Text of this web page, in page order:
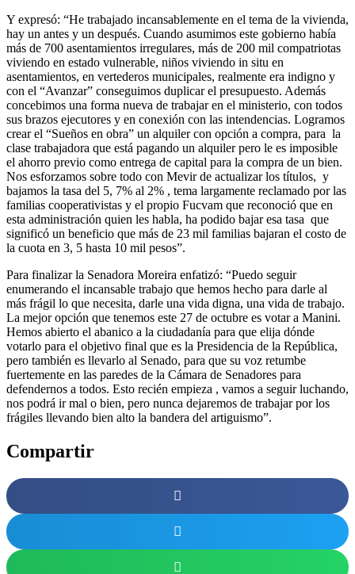
Y expresó: “He trabajado incansablemente en el tema de la vivienda,
hay un antes y un después. Cuando asumimos este gobierno había
más de 700 asentamientos irregulares, más de 200 mil compatriotas
viviendo en estado vulnerable, niños viviendo in situ en
asentamientos, en vertederos municipales, realmente era indigno y
con el “Avanzar” conseguimos duplicar el presupuesto. Además
concebimos una forma nueva de trabajar en el ministerio, con todos
sus brazos ejecutores y en conexión con las intendencias. Logramos
crear el “Sueños en obra” un alquiler con opción a compra, para la
clase trabajadora que está pagando un alquiler pero le es imposible
el ahorro previo como entrega de capital para la compra de un bien.
Nos esforzamos sobre todo con Mevir de actualizar los títulos, y
bajamos la tasa del 5, 7% al 2% , tema largamente reclamado por las
familias cooperativistas y el propio Fucvam que reconoció que en
esta administración quien les habla, ha podido bajar esa tasa que
significó un beneficio que más de 23 mil familias bajaran el costo de
la cuota en 3, 5 hasta 10 mil pesos”.
Para finalizar la Senadora Moreira enfatizó: “Puedo seguir
enumerando el incansable trabajo que hemos hecho para darle al
más frágil lo que necesita, darle una vida digna, una vida de trabajo.
La mejor opción que tenemos este 27 de octubre es votar a Manini.
Hemos abierto el abanico a la ciudadanía para que elija dónde
votarlo para el objetivo final que es la Presidencia de la República,
pero también es llevarlo al Senado, para que su voz retumbe
fuertemente en las paredes de la Cámara de Senadores para
defendernos a todos. Esto recién empieza , vamos a seguir luchando,
nos podrá ir mal o bien, pero nunca dejaremos de trabajar por los
frágiles llevando bien alto la bandera del artiguismo”.
Compartir